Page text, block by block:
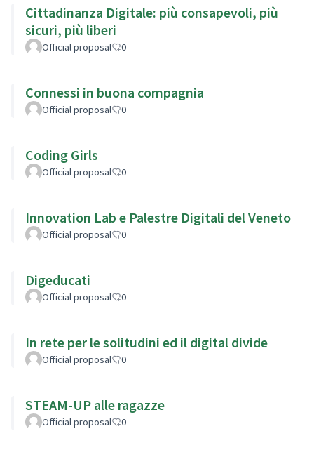
Cittadinanza Digitale: più consapevoli, più
sicuri, più liberi
Official proposal 0
Connessi in buona compagnia
Official proposal 0
Coding Girls
Official proposal 0
Innovation Lab e Palestre Digitali del Veneto
Official proposal 0
Digeducati
Official proposal 0
In rete per le solitudini ed il digital divide
Official proposal 0
STEAM-UP alle ragazze
Official proposal 0